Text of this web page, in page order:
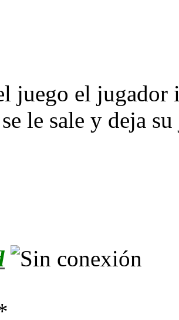
juego el jugador
le sale y deja